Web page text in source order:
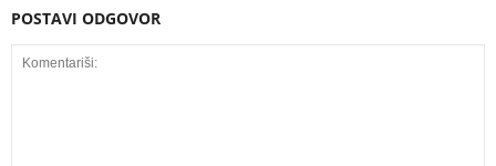
POSTAVI ODGOVOR